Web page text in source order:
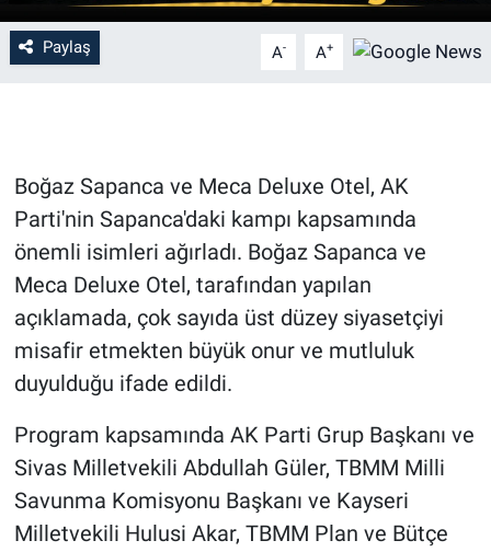
Paylaş A- A+
Boğaz Sapanca ve Meca Deluxe Otel, AK
Parti'nin Sapanca'daki kampı kapsamında
önemli isimleri ağırladı. Boğaz Sapanca ve
Meca Deluxe Otel, tarafından yapılan
açıklamada, çok sayıda üst düzey siyasetçiyi
misafir etmekten büyük onur ve mutluluk
duyulduğu ifade edildi.
Program kapsamında AK Parti Grup Başkanı ve
Sivas Milletvekili Abdullah Güler, TBMM Milli
Savunma Komisyonu Başkanı ve Kayseri
Milletvekili Hulusi Akar, TBMM Plan ve Bütçe